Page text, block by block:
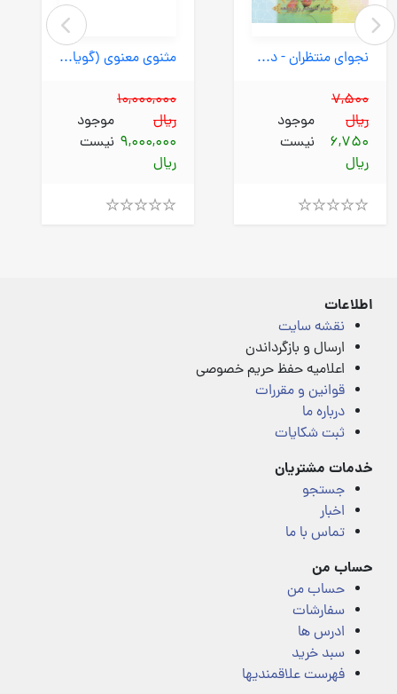
مثنوی معنوی (گویا) وزیری جعبه دار چرم آقا میری
10,000,000
ریال
9,000,000
ریال
موجود
نیست
نجوای منتظران - دعای ندبه (خصال) 1/8 شومیز
7,500
ریال
6,750
ریال
موجود
نیست
اطلاعات
نقشه سایت
ارسال و بازگرداندن
اعلامیه حفظ حریم خصوصی
قوانین و مقررات
درباره ما
ثبت شکایات
خدمات مشتریان
جستجو
اخبار
تماس با ما
حساب من
حساب من
سفارشات
ادرس ها
سبد خرید
فهرست علاقمندیها